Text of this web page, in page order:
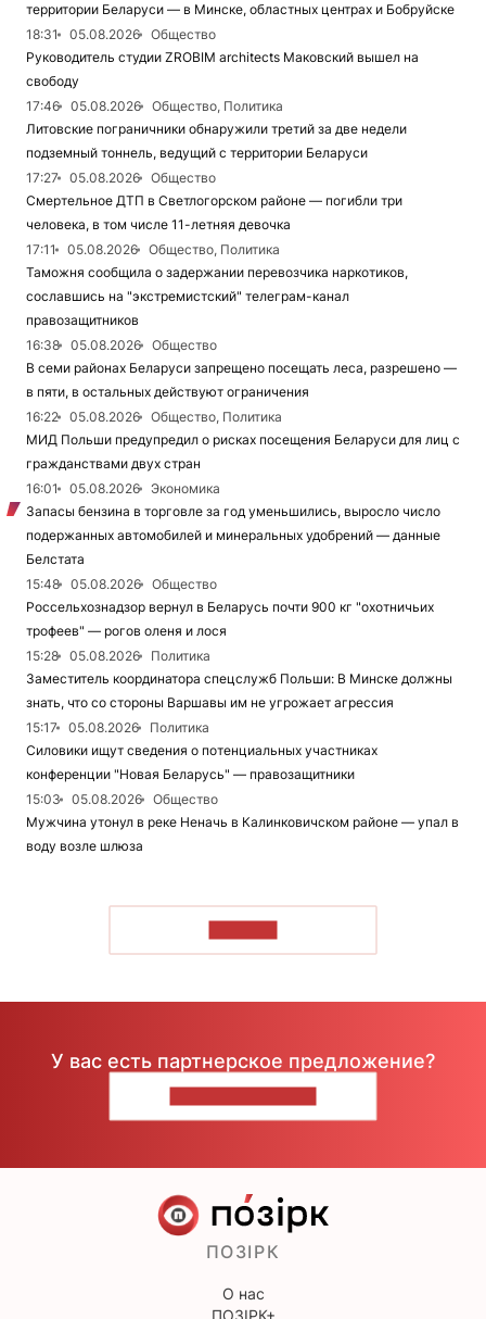
территории Беларуси — в Минске, областных центрах и Бобруйске
18:31
05.08.2026
Общество
Руководитель студии ZROBIM architects Маковский вышел на
свободу
17:46
05.08.2026
Общество, Политика
Литовские пограничники обнаружили третий за две недели
подземный тоннель, ведущий с территории Беларуси
17:27
05.08.2026
Общество
Смертельное ДТП в Светлогорском районе — погибли три
человека, в том числе 11-летняя девочка
17:11
05.08.2026
Общество, Политика
Таможня сообщила о задержании перевозчика наркотиков,
сославшись на "экстремистский" телеграм-канал
правозащитников
16:38
05.08.2026
Общество
В семи районах Беларуси запрещено посещать леса, разрешено —
в пяти, в остальных действуют ограничения
16:22
05.08.2026
Общество, Политика
МИД Польши предупредил о рисках посещения Беларуси для лиц с
гражданствами двух стран
16:01
05.08.2026
Экономика
Запасы бензина в торговле за год уменьшились, выросло число
подержанных автомобилей и минеральных удобрений — данные
Белстата
15:48
05.08.2026
Общество
Россельхознадзор вернул в Беларусь почти 900 кг "охотничьих
трофеев" — рогов оленя и лося
15:28
05.08.2026
Политика
Заместитель координатора спецслужб Польши: В Минске должны
знать, что со стороны Варшавы им не угрожает агрессия
15:17
05.08.2026
Политика
Силовики ищут сведения о потенциальных участниках
конференции "Новая Беларусь" — правозащитники
15:03
05.08.2026
Общество
Мужчина утонул в реке Неначь в Калинковичском районе — упал в
воду возле шлюза
У вас есть партнерское предложение?
ПОЗІРК
О нас
ПОЗІРК+